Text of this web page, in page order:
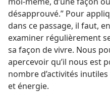
désapprouvé.” Pour
dans ce passage, il faut,
examiner régulièrement
sa façon de vivre. Nous
apercevoir qu’il nous est
nombre d’activités
et énergie.